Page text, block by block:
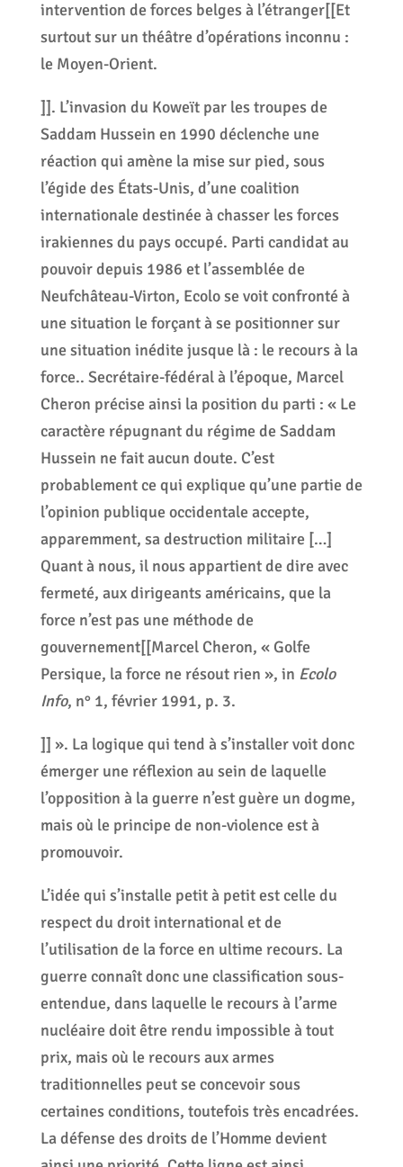
intervention de forces belges à l’étranger[[Et
surtout sur un théâtre d’opérations inconnu :
le Moyen-Orient.
]]. L’invasion du Koweït par les troupes de
Saddam Hussein en 1990 déclenche une
réaction qui amène la mise sur pied, sous
l’égide des États-Unis, d’une coalition
internationale destinée à chasser les forces
irakiennes du pays occupé. Parti candidat au
pouvoir depuis 1986 et l’assemblée de
Neufchâteau-Virton, Ecolo se voit confronté à
une situation le forçant à se positionner sur
une situation inédite jusque là : le recours à la
force.. Secrétaire-fédéral à l’époque, Marcel
Cheron précise ainsi la position du parti : « Le
caractère répugnant du régime de Saddam
Hussein ne fait aucun doute. C’est
probablement ce qui explique qu’une partie de
l’opinion publique occidentale accepte,
apparemment, sa destruction militaire […]
Quant à nous, il nous appartient de dire avec
fermeté, aux dirigeants américains, que la
force n’est pas une méthode de
gouvernement[[Marcel Cheron, « Golfe
Persique, la force ne résout rien », in Ecolo
Info, n° 1, février 1991, p. 3.
]] ». La logique qui tend à s’installer voit donc
émerger une réflexion au sein de laquelle
l’opposition à la guerre n’est guère un dogme,
mais où le principe de non-violence est à
promouvoir.
L’idée qui s’installe petit à petit est celle du
respect du droit international et de
l’utilisation de la force en ultime recours. La
guerre connaît donc une classification sous-
entendue, dans laquelle le recours à l’arme
nucléaire doit être rendu impossible à tout
prix, mais où le recours aux armes
traditionnelles peut se concevoir sous
certaines conditions, toutefois très encadrées.
La défense des droits de l’Homme devient